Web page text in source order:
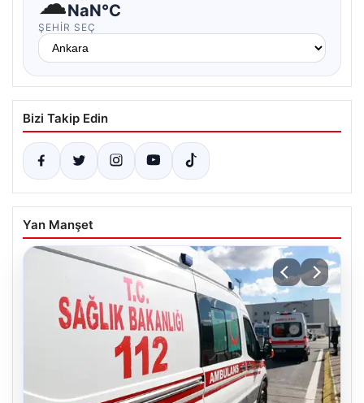
NaN°C
ŞEHIR SEÇ
Bizi Takip Edin
Yan Manşet